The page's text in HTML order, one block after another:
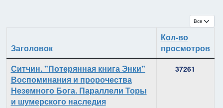
Кол-во
Материалы
Заголовок
Кол-во
просмотров
Ситчин. "Потерянная книга Энки"
Воспоминания и пророчества
Неземного Бога. Параллели Торы
и шумерского наследия
37261